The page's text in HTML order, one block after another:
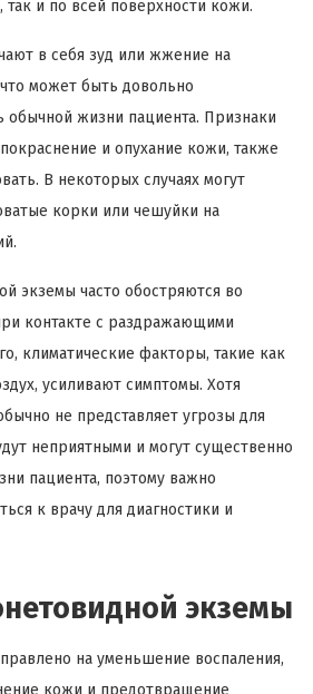
так и по всей поверхности кожи.
в себя зуд или жжение на
может быть довольно
жизни пациента. Признаки
и опухание кожи, также
В некоторых случаях могут
корки или чешуйки на
экземы часто обостряются во
контакте с раздражающими
климатические факторы, такие как
усиливают симптомы. Хотя
не представляет угрозы для
неприятными и могут существенно
пациента, поэтому важно
к врачу для диагностики и
экземы
на уменьшение воспаления,
кожи и предотвращение